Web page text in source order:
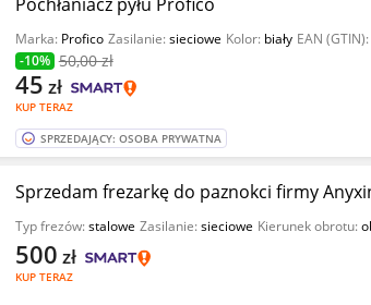
Marka: Profico Zasilanie:sieciowe Kolor: biały EAN (GTIN):
-10% 50,00 zł
KUP TERAZ
45 zł
SPRZEDAJĄCY: OSOBA PRYWATNA
Sprzedam frezarkę do paznokci firmy
Typ frezów:stalowe Zasilanie:sieciowe Kierunek obrotu:
KUP TERAZ
500 zł